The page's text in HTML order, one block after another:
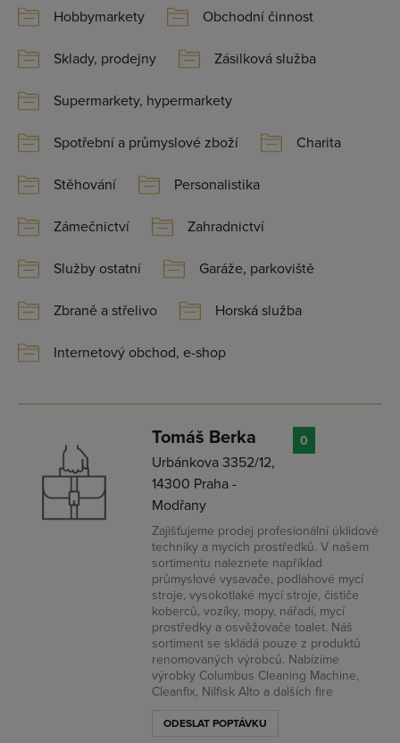
Hobbymarkety Obchodní činnost
Sklady, prodejny Zásilková služba
Supermarkety, hypermarkety
Spotřební a průmyslové zboží Charita
Stěhování Personalistika
Zámečnictví Zahradnictví
Služby ostatní Garáže, parkoviště
Zbraně a střelivo Horská služba
Internetový obchod, e-shop
Tomáš Berka
Urbánkova 3352/12,
14300 Praha -
Modřany
Zajišťujeme prodej profesionální úklidové
techniky a mycích prostředků. V našem
sortimentu naleznete například
průmyslové vysavače, podlahové mycí
stroje, vysokotlaké mycí stroje, čističe
koberců, vozíky, mopy, nářadí, mycí
prostředky a osvěžovače toalet. Náš
sortiment se skládá pouze z produktů
renomovaných výrobců. Nabízíme
výrobky Columbus Cleaning Machine,
Cleanfix, Nilfisk Alto a dalších fire
ODESLAT POPTÁVKU
0